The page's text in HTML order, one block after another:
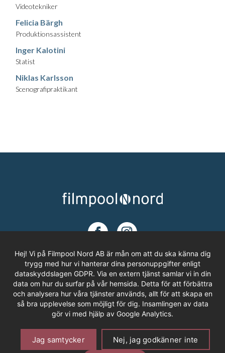
Videotekniker
Felicia Bärgh
Produktionsassistent
Inger Kalotini
Statist
Niklas Karlsson
Scenografipraktikant
ADRESS
Filmpool Nord AB
Västra Varvsgatan 3, Bryggeriet
972 36 LULEÅ
Om Cookies Personuppgifter Offentlighetsprincipen
Hej! Vi på Filmpool Nord AB är mån om att du ska känna dig
trygg med hur vi hanterar dina personuppgifter enligt
dataskyddslagen GDPR. Via en extern tjänst samlar vi in din
data om hur du surfar på vår hemsida. Detta för att förbättra
och analysera hur våra tjänster används, allt för att skapa en
så bra upplevelse som möjligt för dig. Insamlingen av data
gör vi med hjälp av Google Analytics.
Jag samtycker Nej, jag godkänner inte